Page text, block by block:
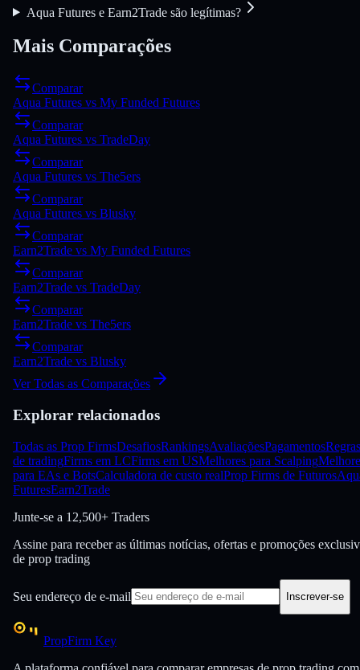
Aqua Futures e Earn2Trade são legítimas?
Mais Comparações
Comparar
Aqua Futures vs My Funded Futures
Comparar
Aqua Futures vs TradeDay
Comparar
Aqua Futures vs The5ers
Comparar
Aqua Futures vs Blusky
Comparar
Earn2Trade vs My Funded Futures
Comparar
Earn2Trade vs TradeDay
Comparar
Earn2Trade vs The5ers
Comparar
Earn2Trade vs Blusky
Ver Todas as Comparações
Explorar relacionados
Todas as Prop FirmsDesafiosRankingsAvaliaçõesPagamentosRegras
de tradingFirms em LCFirms em USMelhores para Scalping
para EAs e BotsCalculadora de custo realProp Firms de Futuros
FuturesEarn2Trade
Junte-se a 12,500+ Traders
Assine para receber as últimas notícias, ofertas e promoções
de prop trading
Seu endereço de e-mail Inscrever-se
PropFirm Key